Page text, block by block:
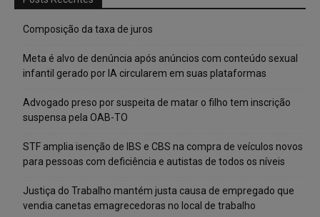
Composição da taxa de juros
Meta é alvo de denúncia após anúncios com conteúdo sexual
infantil gerado por IA circularem em suas plataformas
Advogado preso por suspeita de matar o filho tem inscrição
suspensa pela OAB-TO
STF amplia isenção de IBS e CBS na compra de veículos novos
para pessoas com deficiência e autistas de todos os níveis
Justiça do Trabalho mantém justa causa de empregado que
vendia canetas emagrecedoras no local de trabalho